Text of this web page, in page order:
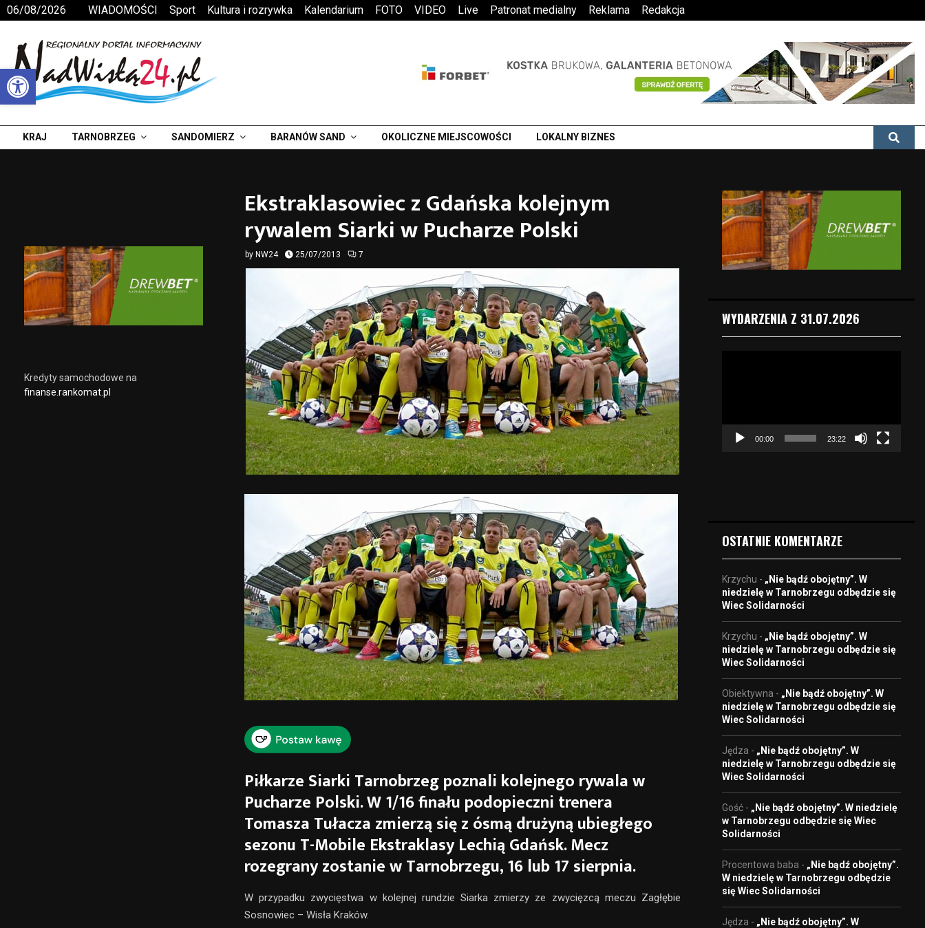
Otwórz pasek narzędzi
06/08/2026 WIADOMOŚCI Sport Kultura i rozrywka Kalendarium FOTO VIDEO Live Patronat medialny Reklama Redakcja
KRAJ TARNOBRZEG SANDOMIERZ BARANÓW SAND OKOLICZNE MIEJSCOWOŚCI LOKALNY BIZNES
Ekstraklasowiec z Gdańska kolejnym
rywalem Siarki w Pucharze Polski
by NW24 25/07/2013 7
Piłkarze Siarki Tarnobrzeg poznali kolejnego rywala w
Pucharze Polski. W 1/16 finału podopieczni trenera
Tomasza Tułacza zmierzą się z ósmą drużyną ubiegłego
sezonu T-Mobile Ekstraklasy Lechią Gdańsk. Mecz
rozegrany zostanie w Tarnobrzegu, 16 lub 17 sierpnia.
W przypadku zwycięstwa w kolejnej rundzie Siarka zmierzy ze zwycięzcą meczu Zagłębie
Sosnowiec – Wisła Kraków.
Kredyty samochodowe na
finanse.rankomat.pl
WYDARZENIA Z 31.07.2026
e
o
00:00 23:22
OSTATNIE KOMENTARZE
Krzychu - „Nie bądź obojętny”. W
niedzielę w Tarnobrzegu odbędzie się
Wiec Solidarności
Krzychu - „Nie bądź obojętny”. W
niedzielę w Tarnobrzegu odbędzie się
Wiec Solidarności
Obiektywna - „Nie bądź obojętny”. W
niedzielę w Tarnobrzegu odbędzie się
Wiec Solidarności
Jędza - „Nie bądź obojętny”. W
niedzielę w Tarnobrzegu odbędzie się
Wiec Solidarności
Gość - „Nie bądź obojętny”. W niedzielę
w Tarnobrzegu odbędzie się Wiec
Solidarności
Procentowa baba - „Nie bądź obojętny”.
W niedzielę w Tarnobrzegu odbędzie
się Wiec Solidarności
Jędza - „Nie bądź obojętny”. W